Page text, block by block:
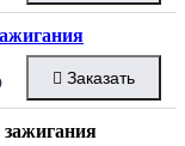
Заказать